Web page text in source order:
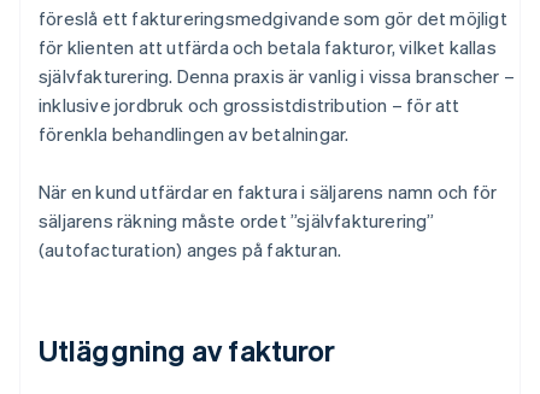
föreslå ett faktureringsmedgivande som gör det möjligt
för klienten att utfärda och betala fakturor, vilket kallas
självfakturering. Denna praxis är vanlig i vissa branscher –
inklusive jordbruk och grossistdistribution – för att
förenkla behandlingen av betalningar.
När en kund utfärdar en faktura i säljarens namn och för
säljarens räkning måste ordet ”självfakturering”
(autofacturation) anges på fakturan.
Utläggning av fakturor